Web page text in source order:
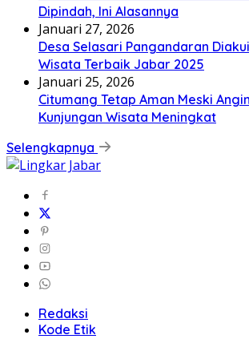
Dipindah, Ini Alasannya
Januari 27, 2026
Desa Selasari Pangandaran
Wisata Terbaik Jabar 2025
Januari 25, 2026
Citumang Tetap Aman Meski
Kunjungan Wisata Meningkat
Selengkapnya
Redaksi
Kode Etik